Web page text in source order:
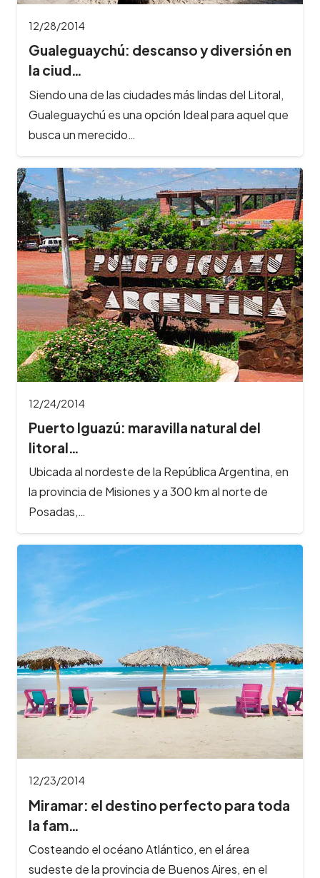
12/28/2014
Gualeguaychú: descanso y diversión en
la ciud…
Siendo una de las ciudades más lindas del Litoral,
Gualeguaychú es una opción Ideal para aquel que
busca un merecido…
12/24/2014
Puerto Iguazú: maravilla natural del
litoral…
Ubicada al nordeste de la República Argentina, en
la provincia de Misiones y a 300 km al norte de
Posadas,…
12/23/2014
Miramar: el destino perfecto para toda
la fam…
Costeando el océano Atlántico, en el área
sudeste de la provincia de Buenos Aires, en el